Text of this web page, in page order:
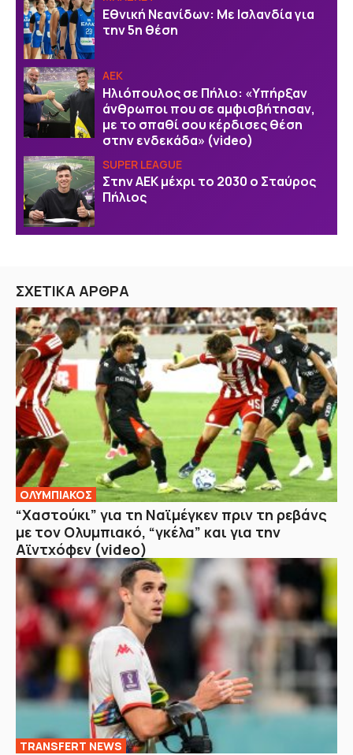
Εθνική Νεανίδων: Με Ισλανδία για
την 5η θέση
ΑΕΚ
Ηλιόπουλος σε Πήλιο: «Υπήρξαν
άνθρωποι που σε αμφισβήτησαν,
με το σπαθί σου κέρδισες θέση
στην ενδεκάδα» (video)
SUPER LEAGUE
Στην AEK μέχρι το 2030 ο Σταύρος
Πήλιος
ΣΧΕΤΙΚΑ ΑΡΘΡΑ
ΟΛΥΜΠΙΑΚΟΣ
“Χαστούκι” για τη Ναϊμέγκεν πριν τη ρεβάνς
με τον Ολυμπιακό, “γκέλα” και για την
Αϊντχόφεν (video)
TRANSFERT NEWS